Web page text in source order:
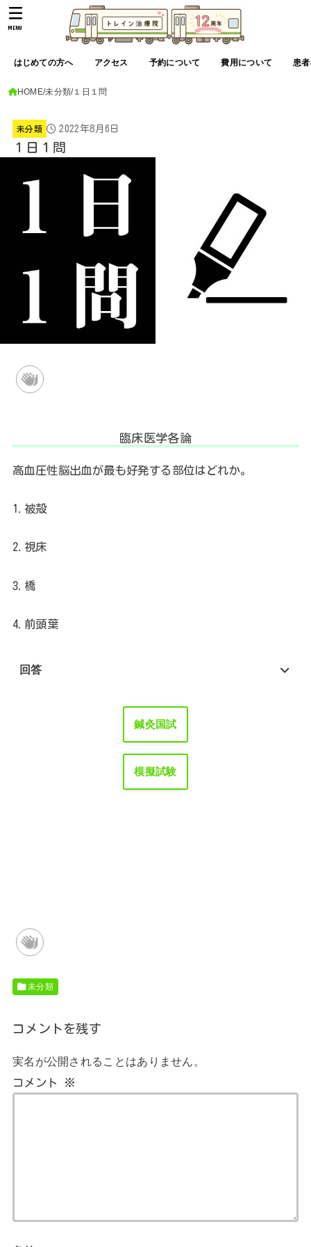
はじめての方へ アクセス 予約について 費用について 患
MENU
HOME 未分類 １日１問
未分類 2022年8月6日
１日１問
臨床医学各論
高血圧性脳出血が最も好発する部位はどれか。
1. 被殻
2. 視床
3. 橋
4. 前頭葉
回答
鍼灸国試
模擬試験
未分類
コメントを残す
実名が公開されることはありません。
コメント ※